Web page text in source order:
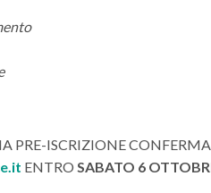
PRE-ISCRIZIONE
ENTRO SABATO 6